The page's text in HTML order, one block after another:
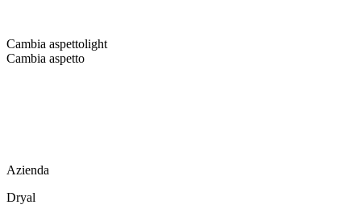
Cambia aspettolight
Cambia aspetto
Azienda
Dryal